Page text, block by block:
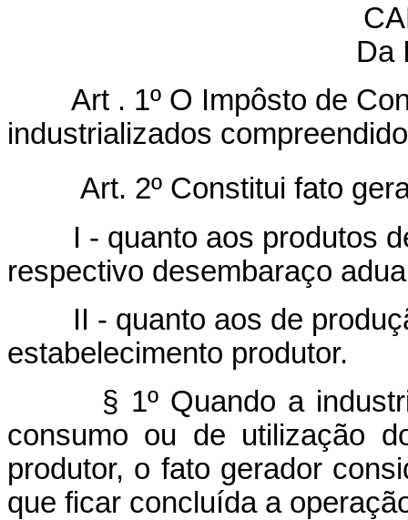
Da
Art . 1º O Impôsto de
industrializados
Art. 2º Constitui fato
I - quanto aos produtos
respectivo desembaraço
II - quanto aos de
estabelecimento produtor.
§ 1º Quando a
consumo ou de utilização
produtor, o fato gerador
que ficar concluída a